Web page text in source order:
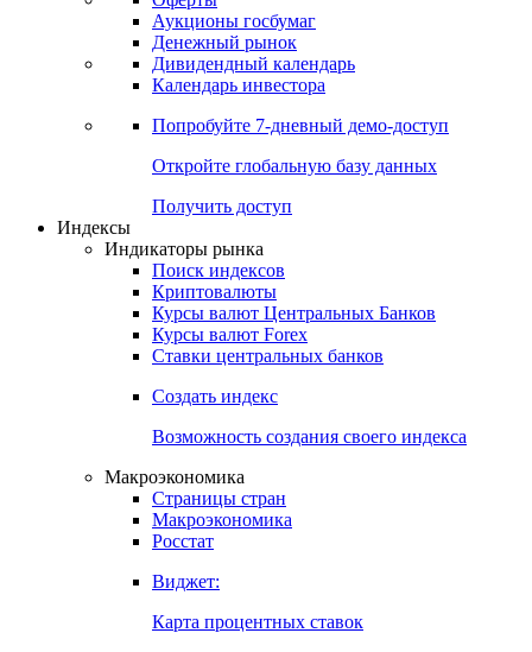
Аукционы госбумаг
Денежный рынок
Дивидендный календарь
Календарь инвестора
Попробуйте 7-дневный демо-доступ
Откройте глобальную базу данных
Получить доступ
Индексы
Индикаторы рынка
Поиск индексов
Криптовалюты
Курсы валют Центральных Банков
Курсы валют Forex
Ставки центральных банков
Создать индекс
Возможность создания своего индекса
Макроэкономика
Страницы стран
Макроэкономика
Росстат
Виджет:
Карта процентных ставок